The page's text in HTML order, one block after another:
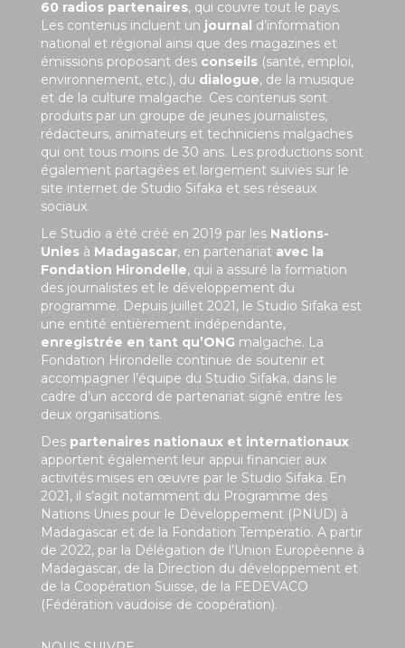
60 radios partenaires, qui couvre tout le pays.
Les contenus incluent un journal d’information
national et régional ainsi que des magazines et
émissions proposant des conseils (santé, emploi,
environnement, etc.), du dialogue, de la musique
et de la culture malgache. Ces contenus sont
produits par un groupe de jeunes journalistes,
rédacteurs, animateurs et techniciens malgaches
qui ont tous moins de 30 ans. Les productions sont
également partagées et largement suivies sur le
site internet de Studio Sifaka et ses réseaux
sociaux.
Le Studio a été créé en 2019 par les Nations-
Unies à Madagascar, en partenariat avec la
Fondation Hirondelle, qui a assuré la formation
des journalistes et le développement du
programme. Depuis juillet 2021, le Studio Sifaka est
une entité entièrement indépendante,
enregistrée en tant qu’ONG malgache. La
Fondation Hirondelle continue de soutenir et
accompagner l’équipe du Studio Sifaka, dans le
cadre d’un accord de partenariat signé entre les
deux organisations.
Des partenaires nationaux et internationaux
apportent également leur appui financier aux
activités mises en œuvre par le Studio Sifaka. En
2021, il s’agit notamment du Programme des
Nations Unies pour le Développement (PNUD) à
Madagascar et de la Fondation Temperatio. A partir
de 2022, par la Délégation de l’Union Européenne à
Madagascar, de la Direction du développement et
de la Coopération Suisse, de la FEDEVACO
(Fédération vaudoise de coopération).